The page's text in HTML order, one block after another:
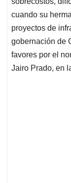
cuando su
proyectos de
gobernación de
favores por el
Jairo Prado, en